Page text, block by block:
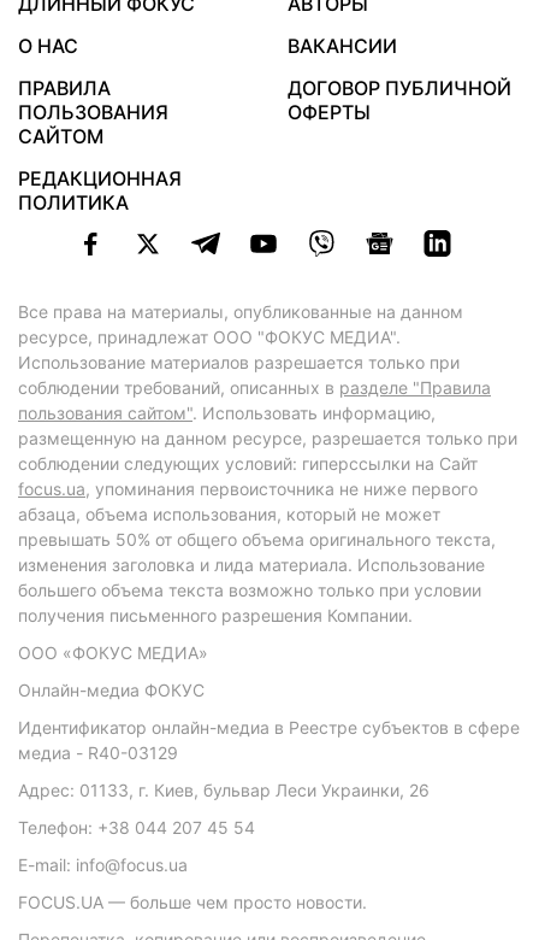
О НАС
ВАКАНСИИ
ПРАВИЛА
ПОЛЬЗОВАНИЯ
САЙТОМ
ДОГОВОР ПУБЛИЧНОЙ
ОФЕРТЫ
РЕДАКЦИОННАЯ
ПОЛИТИКА
Все права на материалы, опубликованные на данном
ресурсе, принадлежат ООО "ФОКУС МЕДИА".
Использование материалов разрешается только при
соблюдении требований, описанных в разделе "Правила
пользования сайтом". Использовать информацию,
размещенную на данном ресурсе, разрешается только при
соблюдении следующих условий: гиперссылки на Сайт
focus.ua, упоминания первоисточника не ниже первого
абзаца, объема использования, который не может
превышать 50% от общего объема оригинального текста,
изменения заголовка и лида материала. Использование
большего объема текста возможно только при условии
получения письменного разрешения Компании.
ООО «ФОКУС МЕДИА»
Онлайн-медиа ФОКУС
Идентификатор онлайн-медиа в Реестре субъектов в сфере
медиа - R40-03129
Адрес: 01133, г. Киев, бульвар Леси Украинки, 26
Телефон: +38 044 207 45 54
E-mail: info@focus.ua
FOCUS.UA — больше чем просто новости.